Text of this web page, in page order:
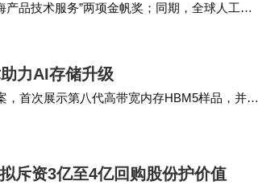
品技术服务”两项金帆奖；同期，全球人工智
力AI存储升级
，首次展示第八代高带宽内存HBM5样品，并表
来的发热问题…
斥资3亿至4亿回购股份护价值